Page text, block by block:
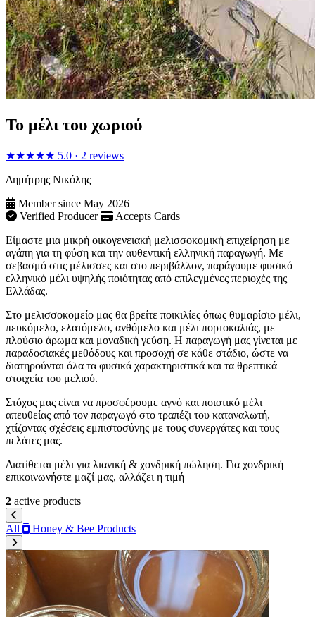
Το μέλι του χωριού
★★★★★ 5.0 · 2 reviews
Δημήτρης Νικόλης
Member since May 2026
Verified Producer
Accepts Cards
Είμαστε μια μικρή οικογενειακή μελισσοκομική επιχείρηση με
αγάπη για τη φύση και την αυθεντική ελληνική παραγωγή. Με
σεβασμό στις μέλισσες και στο περιβάλλον, παράγουμε φυσικό
ελληνικό μέλι υψηλής ποιότητας από επιλεγμένες περιοχές της
Ελλάδας.
Στο μελισσοκομείο μας θα βρείτε ποικιλίες όπως θυμαρίσιο μέλι,
πευκόμελο, ελατόμελο, ανθόμελο και μέλι πορτοκαλιάς, με
πλούσιο άρωμα και μοναδική γεύση. Η παραγωγή μας γίνεται με
παραδοσιακές μεθόδους και προσοχή σε κάθε στάδιο, ώστε να
διατηρούνται όλα τα φυσικά χαρακτηριστικά και τα θρεπτικά
στοιχεία του μελιού.
Στόχος μας είναι να προσφέρουμε αγνό και ποιοτικό μέλι
απευθείας από τον παραγωγό στο τραπέζι του καταναλωτή,
χτίζοντας σχέσεις εμπιστοσύνης με τους συνεργάτες και τους
πελάτες μας.
Διατίθεται μέλι για λιανική & χονδρική πώληση. Για χονδρική
επικοινωνήστε μαζί μας, αλλάζει η τιμή
2 active products
All Honey & Bee Products